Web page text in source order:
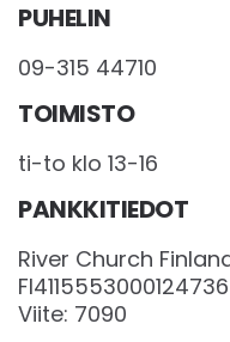
PUHELIN
09-315 44710
TOIMISTO
ti-to klo 13-16
PANKKITIEDOT
River Church
FI4115553000124736
Viite: 7090